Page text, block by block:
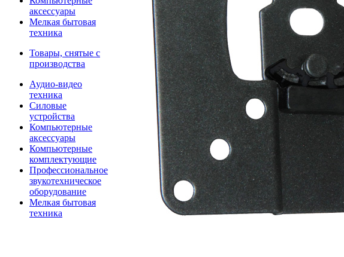
аксессуары
Мелкая бытовая
техника
Товары, снятые с
производства
Аудио-видео
техника
Силовые
устройства
Компьютерные
аксессуары
Компьютерные
комплектующие
Профессиональное
звукотехническое
оборудование
Мелкая бытовая
техника